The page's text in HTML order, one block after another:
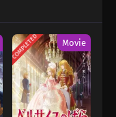
Awalnya ia enggan
aksi nyata,
ke Osaka
suatu hari
menjadi kota
nyawa Aoteru.
Asama, pemuda
COMPLETED Movie